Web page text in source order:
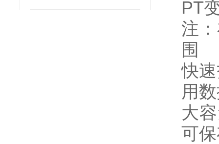
PT
注
围
快
用
大
可